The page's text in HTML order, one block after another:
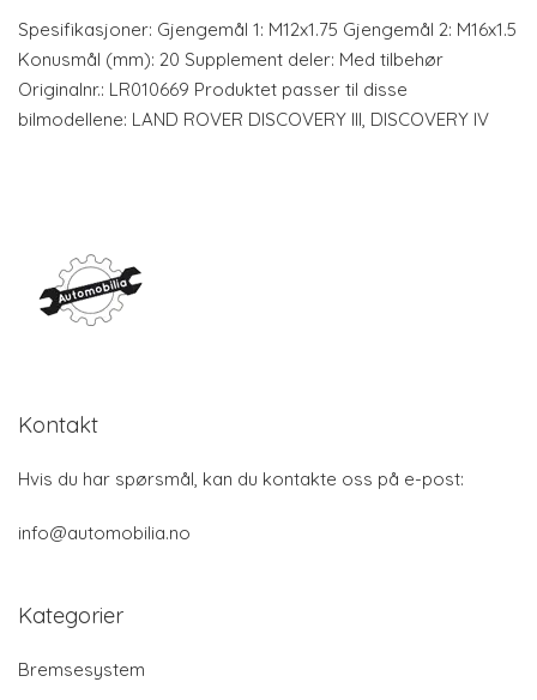
Spesifikasjoner: Gjengemål 1: M12x1.75 Gjengemål 2: M16x1.5
Konusmål (mm): 20 Supplement deler: Med tilbehør
Originalnr.: LR010669 Produktet passer til disse
bilmodellene: LAND ROVER DISCOVERY III, DISCOVERY IV
Kontakt
Hvis du har spørsmål, kan du kontakte oss på e-post:
info@automobilia.no
Kategorier
Bremsesystem